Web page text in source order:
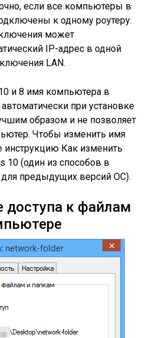
если все компьютеры в
к одному роутеру.
может
IP-адрес в одной
LAN.
и 8 имя компьютера в
при установке
образом и не позволяет
Чтобы изменить имя
инструкцию Как изменить
10 (один из способов в
для предыдущих версий ОС).
доступа к файлам